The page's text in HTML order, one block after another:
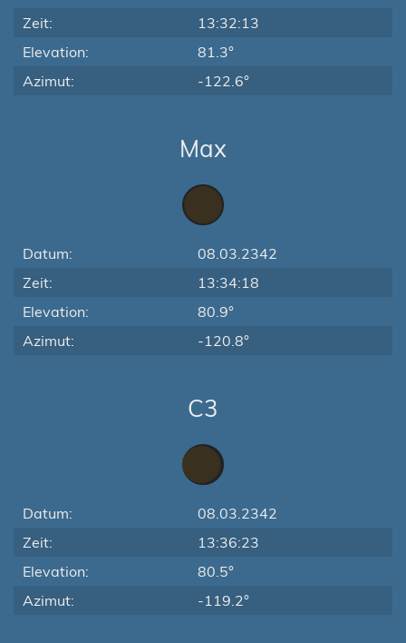
Zeit:
13:32:13
Elevation:
81.3°
Azimut:
-122.6°
Max
Datum:
08.03.2342
Zeit:
13:34:18
Elevation:
80.9°
Azimut:
-120.8°
C3
Datum:
08.03.2342
Zeit:
13:36:23
Elevation:
80.5°
Azimut:
-119.2°